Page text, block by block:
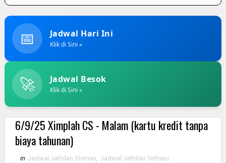
📅 Jadwal Hari Ini
Klik di Sini »
🚀 Jadwal Besok
Klik di Sini »
6/9/25 Ximplah CS - Malam (kartu kredit tanpa
biaya tahunan)
in Jadwal Jathilan Sleman Jadwal Jathilan Terbaru